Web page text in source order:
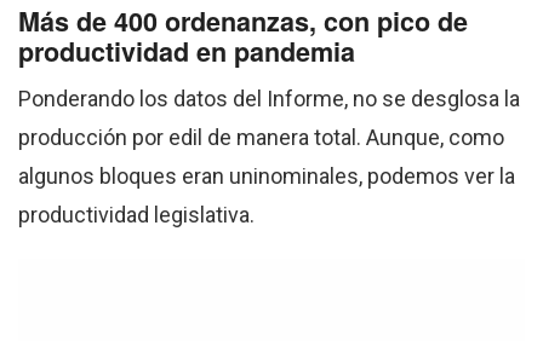
Más de 400 ordenanzas, con pico de
productividad en pandemia
Ponderando los datos del Informe, no se desglosa la
producción por edil de manera total. Aunque, como
algunos bloques eran uninominales, podemos ver la
productividad legislativa.